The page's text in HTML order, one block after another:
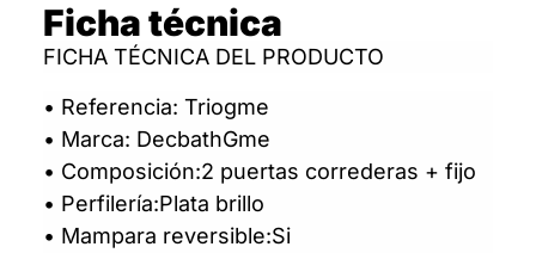
Ficha técnica
FICHA TÉCNICA DEL PRODUCTO
• Referencia: Triogme
• Marca: DecbathGme
• Composición:2 puertas correderas + fijo
• Perfilería:Plata brillo
• Mampara reversible:Si